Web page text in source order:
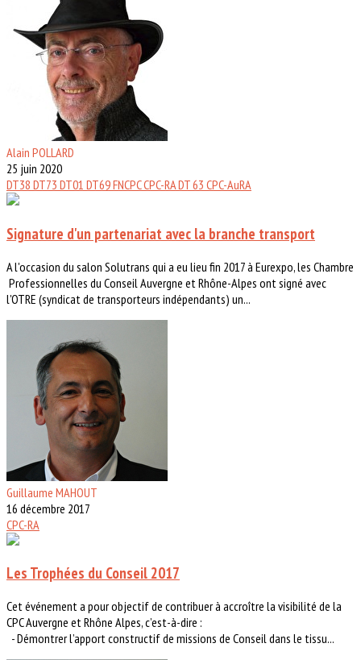
Alain POLLARD
25 juin 2020
DT38 DT73 DT01 DT69FNCPCCPC-RADT 63 CPC-AuRA
Signature d'un partenariat avec la branche transport
A l'occasion du salon Solutrans qui a eu lieu fin 2017 à Eurexpo, les Chambre
Professionnelles du Conseil Auvergne et Rhône-Alpes ont signé avec
l'OTRE (syndicat de transporteurs indépendants) un...
Guillaume MAHOUT
16 décembre 2017
CPC-RA
Les Trophées du Conseil 2017
Cet événement a pour objectif de contribuer à accroître la visibilité de la
CPC Auvergne et Rhône Alpes, c’est-à-dire :
- Démontrer l’apport constructif de missions de Conseil dans le tissu...